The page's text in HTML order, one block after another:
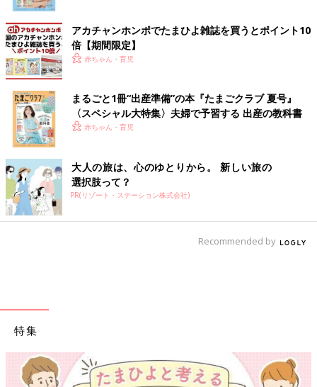
アカチャンホンポでたまひよ雑誌を買うとポイント10
倍【期間限定】
赤ちゃん・育児
まるごと1冊“出産準備”の本『たまごクラブ 夏号』
〈スペシャル大特集〉夫婦で予習する 出産の教科書
赤ちゃん・育児
大人の旅は、心のゆとりから。 新しい旅の
選択肢って？
PR(リゾート・ステーション株式会社)
Recommended by
特集